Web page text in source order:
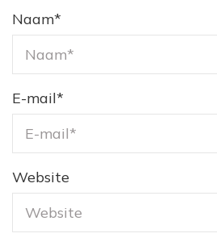
Naam*
E-mail*
Website